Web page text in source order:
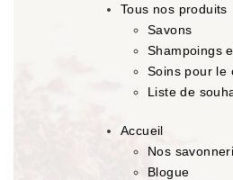
Tous nos produits
Savons
Shampoings
Soins pour le
Liste de
Accueil
Nos
Blogue